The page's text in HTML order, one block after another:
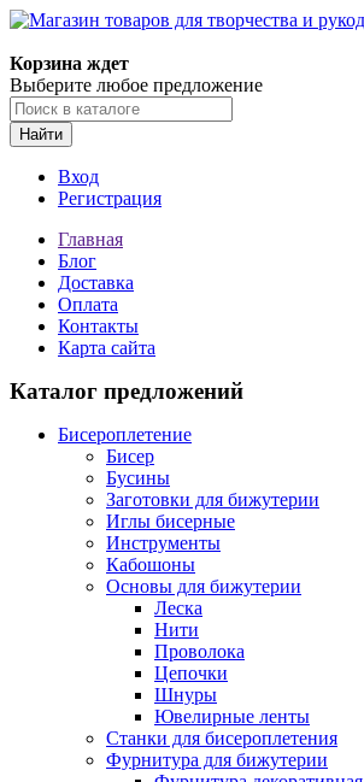
Корзина ждет
Выберите любое предложение
Найти
Вход
Регистрация
Главная
Блог
Доставка
Оплата
Контакты
Карта сайта
Каталог предложений
Бисероплетение
Бисер
Бусины
Заготовки для бижутерии
Иглы бисерные
Инструменты
Кабошоны
Основы для бижутерии
Леска
Нити
Проволока
Цепочки
Шнуры
Ювелирные ленты
Станки для бисероплетения
Фурнитура для бижутерии